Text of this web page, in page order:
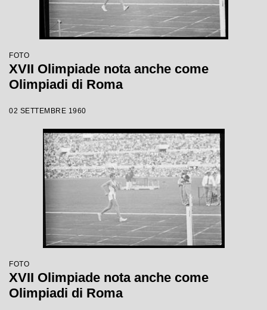
FOTO
XVII Olimpiade nota anche come
Olimpiadi di Roma
02 SETTEMBRE 1960
FOTO
XVII Olimpiade nota anche come
Olimpiadi di Roma